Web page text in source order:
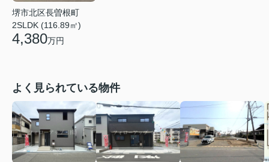
堺市北区長曽根町
2SLDK (116.89㎡)
4,380万円
よく見られている物件